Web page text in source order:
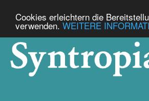
Cookies erleichtern die
verwenden. WEITERE